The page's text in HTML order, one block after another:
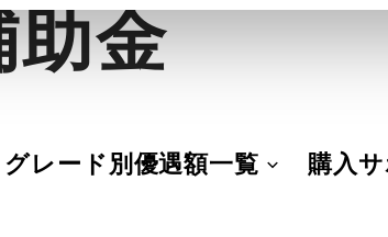
助金
グレード別優遇額一覧 購入